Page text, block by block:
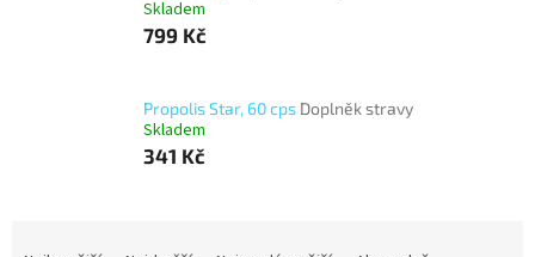
Skladem
799 Kč
Propolis Star, 60 cps Doplněk stravy
Skladem
341 Kč